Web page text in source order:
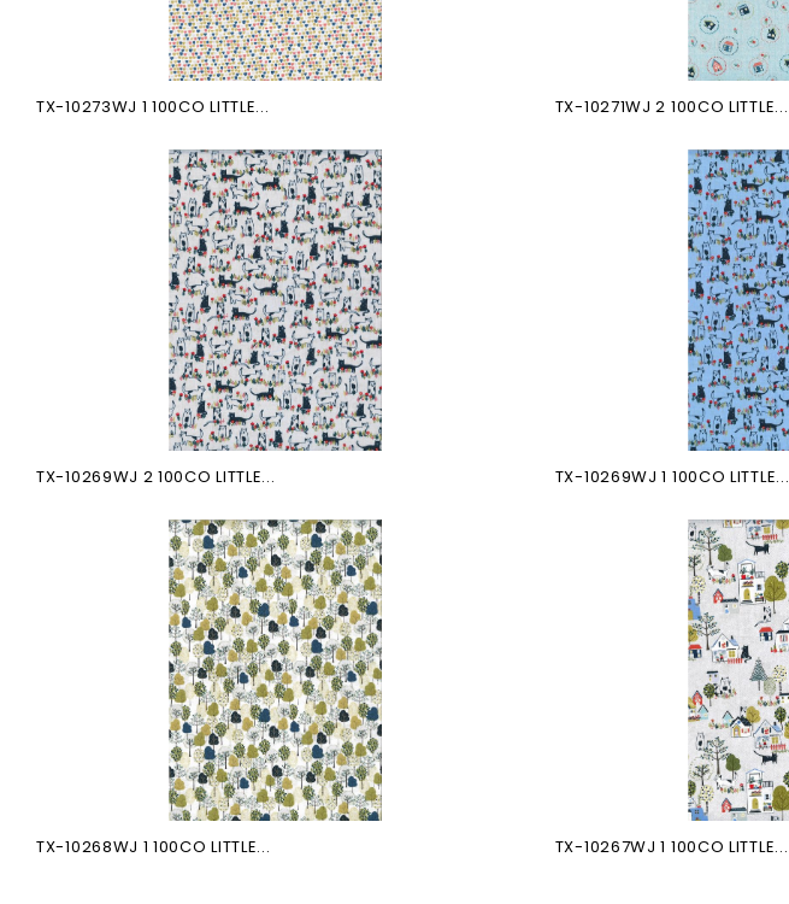
TX-10273WJ 1 100CO LITTLE... TX-10271WJ 2 100CO LITTLE...
TX-10269WJ 2 100CO LITTLE... TX-10269WJ 1 100CO LITTLE...
TX-10268WJ 1 100CO LITTLE... TX-10267WJ 1 100CO LITTLE...